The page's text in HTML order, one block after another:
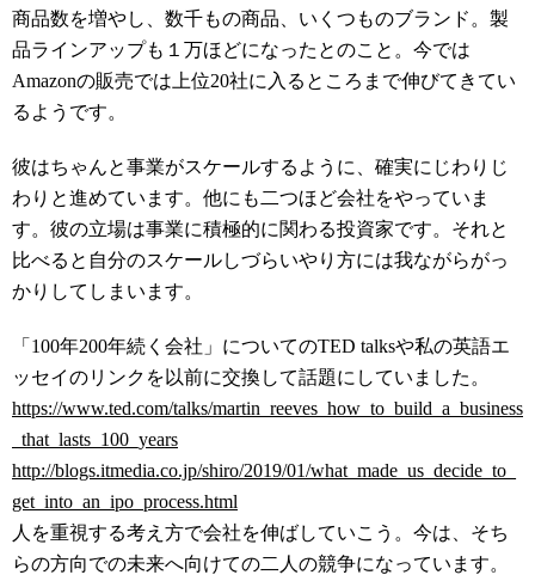
商品数を増やし、数千もの商品、いくつものブランド。製
品ラインアップも１万ほどになったとのこと。今では
Amazonの販売では上位20社に入るところまで伸びてきてい
るようです。
彼はちゃんと事業がスケールするように、確実にじわりじ
わりと進めています。他にも二つほど会社をやっていま
す。彼の立場は事業に積極的に関わる投資家です。それと
比べると自分のスケールしづらいやり方には我ながらがっ
かりしてしまいます。
「100年200年続く会社」についてのTED talksや私の英語エ
ッセイのリンクを以前に交換して話題にしていました。
https://www.ted.com/talks/martin_reeves_how_to_build_a_business
_that_lasts_100_years
http://blogs.itmedia.co.jp/shiro/2019/01/what_made_us_decide_to_
get_into_an_ipo_process.html
人を重視する考え方で会社を伸ばしていこう。今は、そち
らの方向での未来へ向けての二人の競争になっています。